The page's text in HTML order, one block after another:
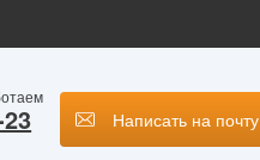
Написать на почту